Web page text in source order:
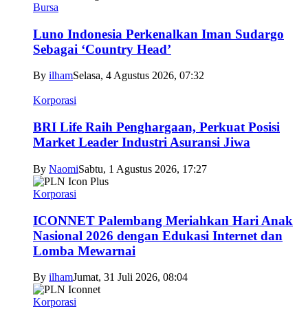
Bursa
Luno Indonesia Perkenalkan Iman Sudargo
Sebagai ‘Country Head’
By ilhamSelasa, 4 Agustus 2026, 07:32
Korporasi
BRI Life Raih Penghargaan, Perkuat Posisi
Market Leader Industri Asuransi Jiwa
By NaomiSabtu, 1 Agustus 2026, 17:27
Korporasi
ICONNET Palembang Meriahkan Hari Anak
Nasional 2026 dengan Edukasi Internet dan
Lomba Mewarnai
By ilhamJumat, 31 Juli 2026, 08:04
Korporasi